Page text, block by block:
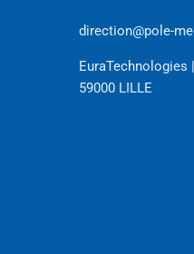
direction@pole-
EuraTechnologies
59000 LILLE